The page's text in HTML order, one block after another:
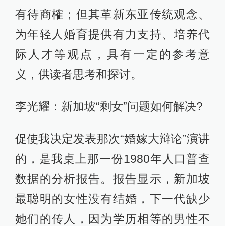
有待商榷；但其革新东亚传统观念、
为年轻人婚育提供有力支持、培养代
际人才等观点，具有一定的参考意
义，供读者思考和探讨。
李光耀：新加坡“剩女”问题如何解决?
促使我决定发表那次“婚嫁大辩论”演讲
的，是我桌上那一份1980年人口普查
数据的分析报告。报告显示，新加坡
最聪明的女性没有结婚，下一代缺少
她们的传人，因为学历相等的男性不